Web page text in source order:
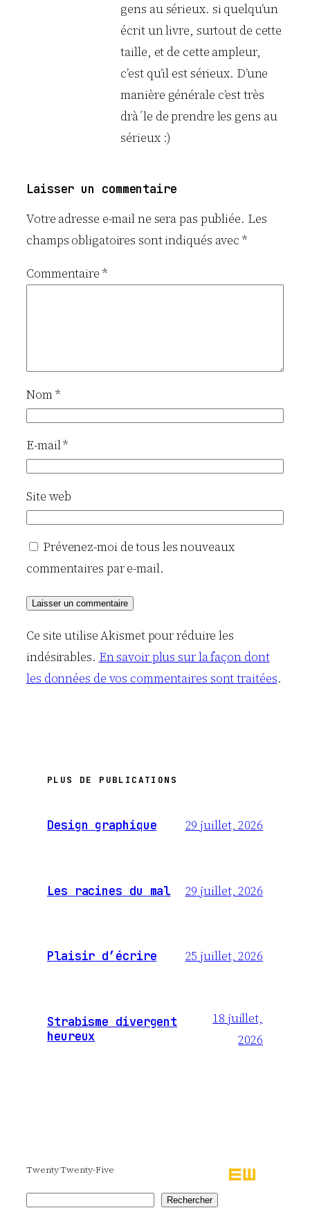
gens au sérieux. si quelqu’un
écrit un livre, surtout de cette
taille, et de cette ampleur,
c’est qu’il est sérieux. D’une
manière générale c’est très
drà´le de prendre les gens au
sérieux :)
Laisser un commentaire
Votre adresse e-mail ne sera pas publiée. Les
champs obligatoires sont indiqués avec*
Commentaire *
Nom*
E-mail*
Site web
Prévenez-moi de tous les nouveaux
commentaires par e-mail.
Ce site utilise Akismet pour réduire les
indésirables. En savoir plus sur la façon dont
les données de vos commentaires sont traitées.
PLUS DE PUBLICATIONS
Design graphique 29 juillet, 2026
Les racines du mal 29 juillet, 2026
Plaisir d’écrire 25 juillet, 2026
Strabisme divergent
heureux
18 juillet,
2026
Twenty Twenty-Five
Rechercher Rechercher